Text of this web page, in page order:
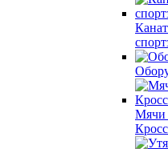
Мячи